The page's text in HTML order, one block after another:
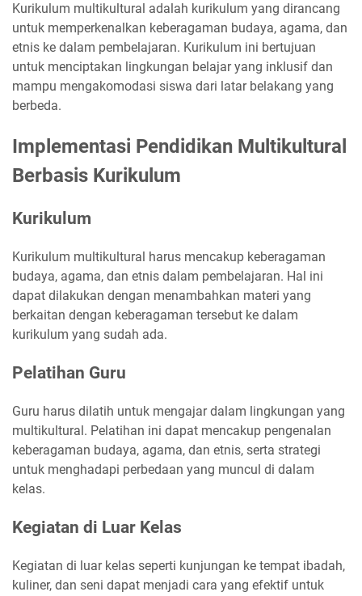
Kurikulum multikultural adalah kurikulum yang dirancang
untuk memperkenalkan keberagaman budaya, agama, dan
etnis ke dalam pembelajaran. Kurikulum ini bertujuan
untuk menciptakan lingkungan belajar yang inklusif dan
mampu mengakomodasi siswa dari latar belakang yang
berbeda.
Implementasi Pendidikan Multikultural
Berbasis Kurikulum
Kurikulum
Kurikulum multikultural harus mencakup keberagaman
budaya, agama, dan etnis dalam pembelajaran. Hal ini
dapat dilakukan dengan menambahkan materi yang
berkaitan dengan keberagaman tersebut ke dalam
kurikulum yang sudah ada.
Pelatihan Guru
Guru harus dilatih untuk mengajar dalam lingkungan yang
multikultural. Pelatihan ini dapat mencakup pengenalan
keberagaman budaya, agama, dan etnis, serta strategi
untuk menghadapi perbedaan yang muncul di dalam
kelas.
Kegiatan di Luar Kelas
Kegiatan di luar kelas seperti kunjungan ke tempat ibadah,
kuliner, dan seni dapat menjadi cara yang efektif untuk